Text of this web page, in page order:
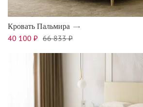
Кровать Пальмира
40 100 ₽ 66 833 ₽